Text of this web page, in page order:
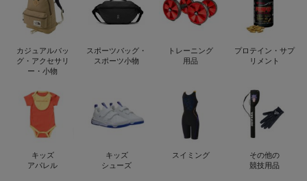
カジュアルバッ
グ・アクセサリ
ー・小物
スポーツバッグ・
スポーツ小物
トレーニング
用品
プロテイン・サプ
リメント
キッズ
アパレル
キッズ
シューズ
スイミング
その他の
競技用品